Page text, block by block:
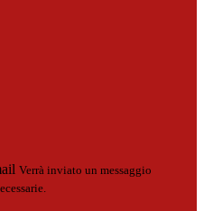
Verrà inviato un messaggio